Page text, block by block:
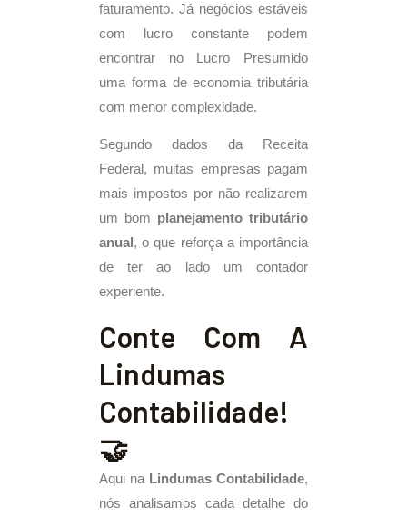
faturamento. Já negócios estáveis
com lucro constante podem
encontrar no Lucro Presumido
uma forma de economia tributária
com menor complexidade.
Segundo dados da Receita
Federal, muitas empresas pagam
mais impostos por não realizarem
um bom planejamento tributário
anual , o que reforça a importância
de ter ao lado um contador
experiente.
Conte Com A
Lindumas
Contabilidade!
🤝
Aqui na Lindumas Contabilidade,
nós analisamos cada detalhe do